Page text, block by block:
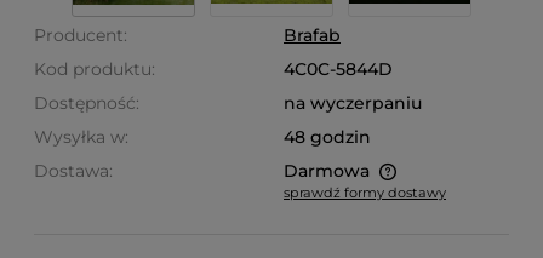
Producent:
Brafab
Kod produktu:
4C0C-5844D
Dostępność:
na wyczerpaniu
Wysyłka w:
48 godzin
Dostawa:
Darmowa
Cena nie zawiera ewentualnych kosztów płatności
sprawdź formy dostawy